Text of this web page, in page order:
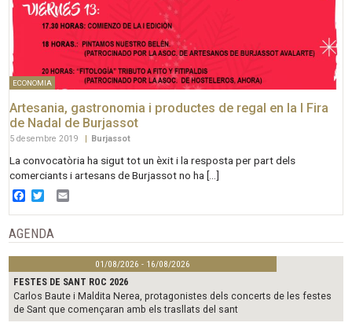
ECONOMIA
Artesania, gastronomia i productes de regal en la I Fira
de Nadal de Burjassot
5 desembre 2019 | Burjassot
La convocatòria ha sigut tot un èxit i la resposta per part dels
comerciants i artesans de Burjassot no ha […]
Facebook
Twitter
AGENDA
01/08/2026 - 16/08/2026
FESTES DE SANT ROC 2026
Carlos Baute i Maldita Nerea, protagonistes dels concerts de les festes
de Sant que començaran amb els trasllats del sant